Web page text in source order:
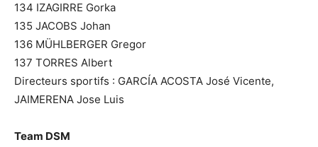
134 IZAGIRRE Gorka
135 JACOBS Johan
136 MÜHLBERGER Gregor
137 TORRES Albert
Directeurs sportifs : GARCÍA ACOSTA José Vicente,
JAIMERENA Jose Luis
Team DSM